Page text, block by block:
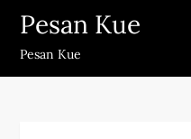
Skip
content
Pesan Kue
Pesan Kue